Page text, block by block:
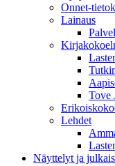
Onnet-
Lainaus
Tove
Lehdet
Näyttelyt ja